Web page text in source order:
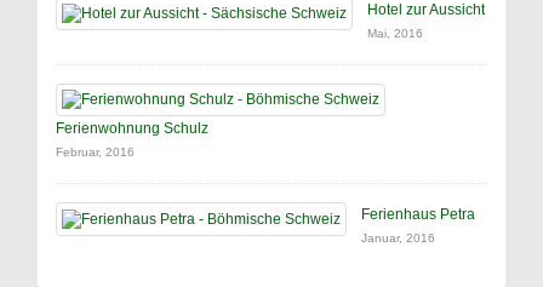
Hotel zur Aussicht
Mai, 2016
Ferienwohnung Schulz
Februar, 2016
Ferienhaus Petra
Januar, 2016